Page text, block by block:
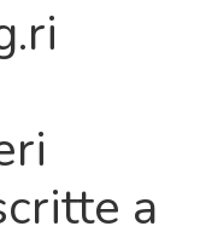
a